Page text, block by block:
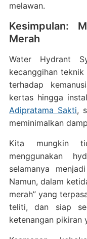
melawan.
Kesimpulan:
Merah
Water Hydrant
kecanggihan
terhadap
kertas hingga
Adipratama Sakti,
meminimalkan
Kita mungkin
menggunakan
selamanya
Namun, dalam
merah” yang
teliti, dan siap
ketenangan pikiran